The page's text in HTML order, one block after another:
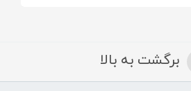
برگشت به بالا